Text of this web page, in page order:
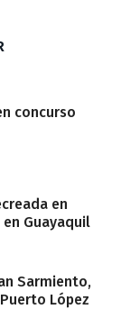
concurso
en
Guayaquil
Sarmiento,
López